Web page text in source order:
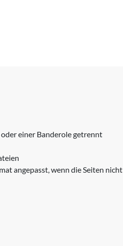
einer Banderole getrennt
angepasst, wenn die Seiten nicht